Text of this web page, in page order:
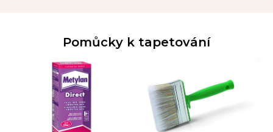
Pomůcky k tapetování